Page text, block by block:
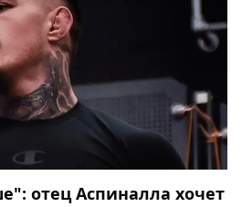
отец Аспиналла хочет